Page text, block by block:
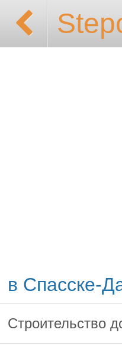
в Спасске-
Строительство